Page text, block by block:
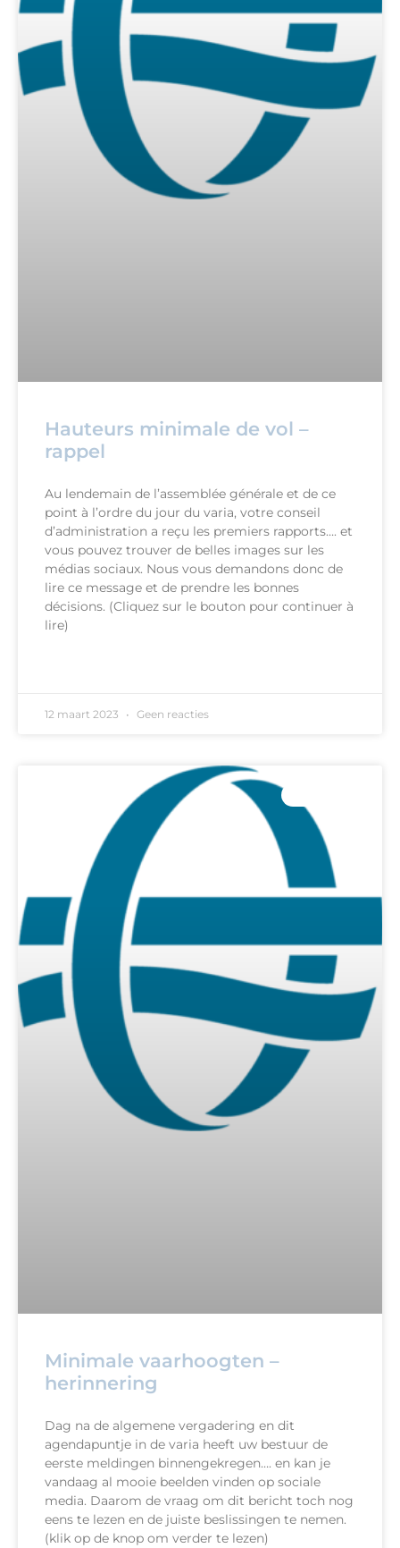
Hauteurs minimale de vol –
rappel
Au lendemain de l’assemblée générale et de ce
point à l’ordre du jour du varia, votre conseil
d’administration a reçu les premiers rapports…. et
vous pouvez trouver de belles images sur les
médias sociaux. Nous vous demandons donc de
lire ce message et de prendre les bonnes
décisions. (Cliquez sur le bouton pour continuer à
lire)
12 maart 2023 Geen reacties
Minimale vaarhoogten –
herinnering
Dag na de algemene vergadering en dit
agendapuntje in de varia heeft uw bestuur de
eerste meldingen binnengekregen…. en kan je
vandaag al mooie beelden vinden op sociale
media. Daarom de vraag om dit bericht toch nog
eens te lezen en de juiste beslissingen te nemen.
(klik op de knop om verder te lezen)